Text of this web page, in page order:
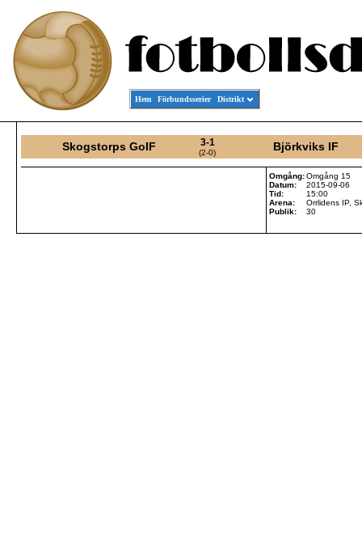
Hem Förbundsserier Distrikt
Skogstorps GoIF 3-1
(2-0) Björkviks IF
Omgång:Omgång 15
Datum:
2015-09-06
Tid:
15:00
Arena:
Orrlidens IP,
Publik:
30